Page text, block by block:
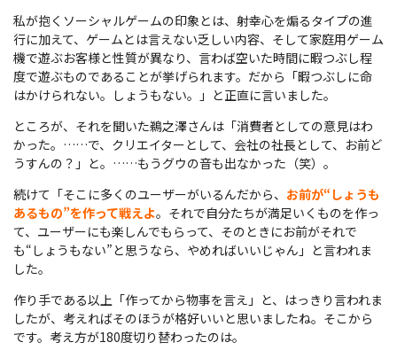
私が抱くソーシャルゲームの印象とは、射幸心を煽るタイプの進
行に加えて、ゲームとは言えない乏しい内容、そして家庭用ゲーム
機で遊ぶお客様と性質が異なり、言わば空いた時間に暇つぶし程
度で遊ぶものであることが挙げられます。だから「暇つぶしに命
はかけられない。しょうもない。」と正直に言いました。
ところが、それを聞いた鵜之澤さんは「消費者としての意見はわ
かった。……で、クリエイターとして、会社の社長として、お前ど
うすんの？」と。……もうグウの音も出なかった（笑）。
続けて「そこに多くのユーザーがいるんだから、 お前が“しょうも
あるもの”を作って戦えよ。それで自分たちが満足いくものを作っ
て、ユーザーにも楽しんでもらって、そのときにお前がそれで
も“しょうもない”と思うなら、やめればいいじゃん」と言われま
した。
作り手である以上「作ってから物事を言え」と、はっきり言われま
したが、考えればそのほうが格好いいと思いましたね。そこから
です。考え方が180度切り替わったのは。